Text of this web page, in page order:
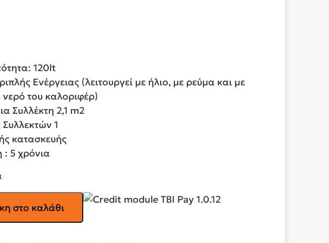
120lt
Ενέργειας (λειτουργεί με ήλιο, με ρεύμα και με
νερό του καλοριφέρ)
Συλλέκτη 2,1 m2
1
κατασκευής
: 5 χρόνια
στο καλάθι